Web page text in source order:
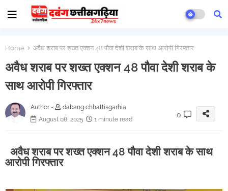
Home अवैध शराब पर शख्त एक्शन 48 पौवा देशी शराब के साथ आरोपी गिरफ्तार
अवैध शराब पर शख्त एक्शन 48 पौवा देशी शराब के
साथ आरोपी गिरफ्तार
Author -
dabang chhattisgarhia
August 08, 2025
1 minute read
0
अवैध शराब पर शख्त एक्शन 48 पौवा देशी शराब के साथ
आरोपी गिरफ्तार